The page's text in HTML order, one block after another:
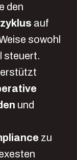
den
auf
sowohl
steuert.
und
zu